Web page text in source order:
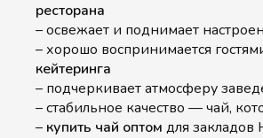
ресторана
– освежает и поднимает
– хорошо воспринимается
кейтеринга
– подчеркивает атмосферу
– стабильное качество — чай,
– купить чай оптом для закладов